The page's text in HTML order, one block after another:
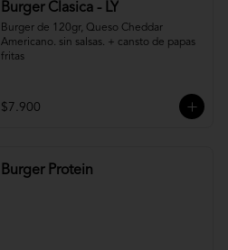
Burger Clasica - LY
Burger de 120gr, Queso Cheddar
Americano. sin salsas. + cansto de papas
fritas
$7.900
Burger Protein